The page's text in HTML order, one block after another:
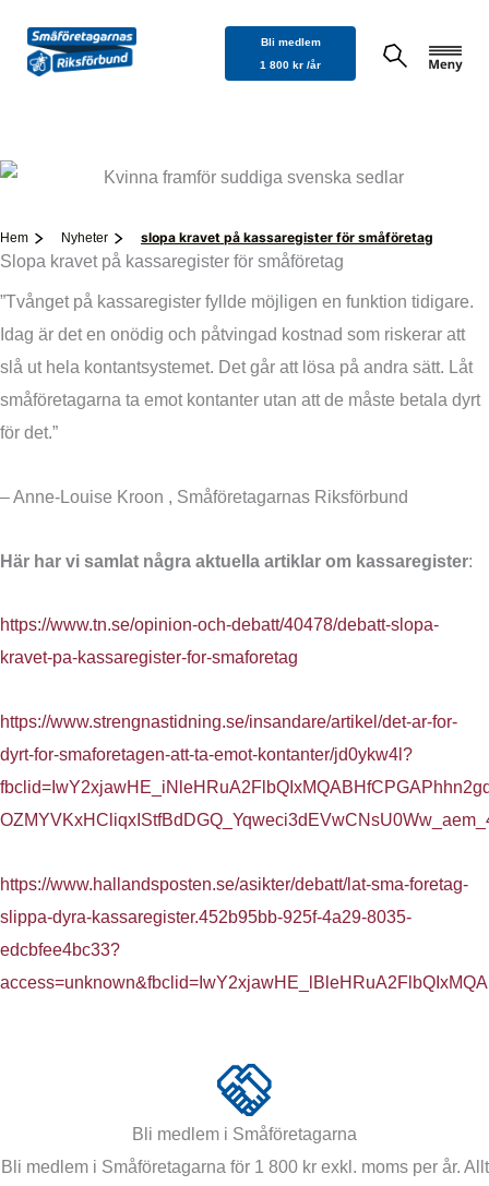
innehåll
Bli medlem
1 800 kr /år
Hem Nyheter slopa kravet på kassaregister för småföretag
Slopa kravet på kassaregister för småföretag
”Tvånget på kassaregister fyllde möjligen en funktion tidigare.
Idag är det en onödig och påtvingad kostnad som riskerar att
slå ut hela kontantsystemet. Det går att lösa på andra sätt. Låt
småföretagarna ta emot kontanter utan att de måste betala dyrt
för det.”
– Anne-Louise Kroon , Småföretagarnas Riksförbund
Här har vi samlat några aktuella artiklar om kassaregister:
https://www.tn.se/opinion-och-debatt/40478/debatt-slopa-
kravet-pa-kassaregister-for-smaforetag
https://www.strengnastidning.se/insandare/artikel/det-ar-for-
dyrt-for-smaforetagen-att-ta-emot-kontanter/jd0ykw4l?
https://www.hallandsposten.se/asikter/debatt/lat-sma-foretag-
slippa-dyra-kassaregister.452b95bb-925f-4a29-8035-
edcbfee4bc33?
Bli medlem i Småföretagarna
Bli medlem i Småföretagarna för 1 800 kr exkl. moms per år. Allt